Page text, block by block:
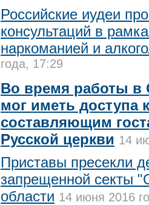
Российские иудеи
консультаций в
наркоманией и
года, 17:29
Во время работы
мог иметь доступа
составляющим
Русской церкви 14
Приставы пресекли
запрещенной секты
области 14 июня 2016